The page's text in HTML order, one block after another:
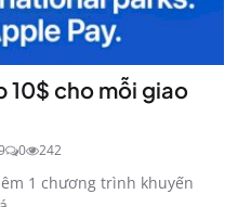
10$ cho mỗi giao
0 242
1 chương trình khuyến